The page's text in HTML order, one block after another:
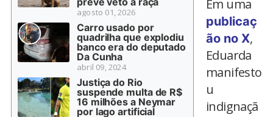
agosto 01, 2026
Carro usado por
quadrilha que explodiu
banco era do deputado
Da Cunha
abril 09, 2024
Justiça do Rio
suspende multa de R$
16 milhões a Neymar
por lago artificial
Em uma
publicaç
ão no X,
Eduarda
manifesto
u
indignaçã